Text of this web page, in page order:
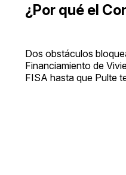
¿Por qué el
Dos obstáculos
Financiamiento de
FISA hasta que Pulte